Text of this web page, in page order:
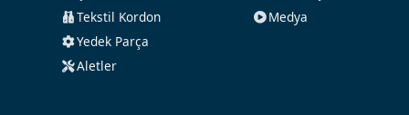
Tekstil Kordon
Yedek Parça
Aletler
Medya